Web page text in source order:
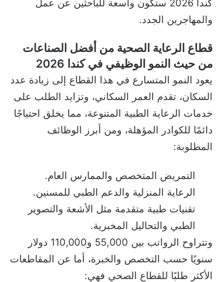
كندا 2026 ستكون واسعة للباحثين عن عمل
والمهاجرين الجدد.
قطاع الرعاية الصحية من أفضل الصناعات
من حيث النمو الوظيفي في كندا 2026
يعود النمو المتسارع في هذا القطاع إلى زيادة عدد
السكان، تقدم العمر السكاني، وتزايد الطلب على
خدمات الرعاية الطبية المتنوعة، مما يخلق احتياجًا
دائمًا للكوادر المؤهلة، ومن أبرز الوظائف
المطلوبة:
التمريض المتخصص والممارس العام.
الرعاية المنزلية والدعم الطبي للمسنين.
تقنيات طبية متقدمة مثل الأشعة والتصوير
الطبي والتحاليل المخبرية.
وتتراوح الرواتب بين 55,000 و110,000 دولار
سنويًا حسب التخصص والخبرة، أما عن المقاطعات
الأكثر طلبًا للقطاع الصحي فهي: